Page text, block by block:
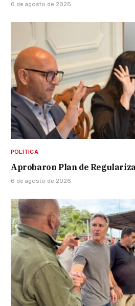
6 de agosto de 2026
POLÍTICA
Aprobaron Plan de
6 de agosto de 2026